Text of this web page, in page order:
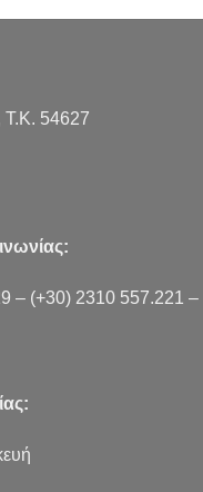
Τ.Κ. 54627
– (+30) 2310 557.221 –